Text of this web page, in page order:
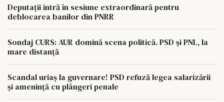
Deputații intră în sesiune extraordinară pentru
deblocarea banilor din PNRR
Sondaj CURS: AUR domină scena politică. PSD și PNL, la
mare distanță
Scandal uriaș la guvernare! PSD refuză legea salarizării
și amenință cu plângeri penale